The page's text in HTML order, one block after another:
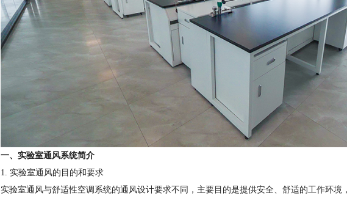
一、实验室通风系统简介
1. 实验室通风的目的和要求
实验室通风与舒适性空调系统的通风设计要求不同，主要目的是提供安全、舒适的工作环境